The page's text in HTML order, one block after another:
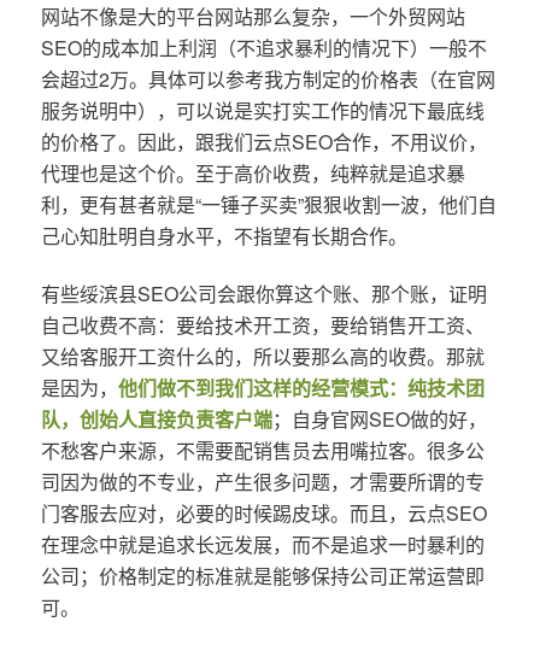
网站不像是大的平台网站那么复杂，一个外贸网站
SEO的成本加上利润（不追求暴利的情况下）一般不
会超过2万。具体可以参考我方制定的价格表（在官网
服务说明中），可以说是实打实工作的情况下最底线
的价格了。因此，跟我们云点SEO合作，不用议价，
代理也是这个价。至于高价收费，纯粹就是追求暴
利，更有甚者就是“一锤子买卖”狠狠收割一波，他们自
己心知肚明自身水平，不指望有长期合作。
有些绥滨县SEO公司会跟你算这个账、那个账，证明
自己收费不高：要给技术开工资，要给销售开工资、
又给客服开工资什么的，所以要那么高的收费。那就
是因为， 他们做不到我们这样的经营模式：纯技术团
队，创始人直接负责客户端；自身官网SEO做的好，
不愁客户来源，不需要配销售员去用嘴拉客。很多公
司因为做的不专业，产生很多问题，才需要所谓的专
门客服去应对，必要的时候踢皮球。而且，云点SEO
在理念中就是追求长远发展，而不是追求一时暴利的
公司；价格制定的标准就是能够保持公司正常运营即
可。